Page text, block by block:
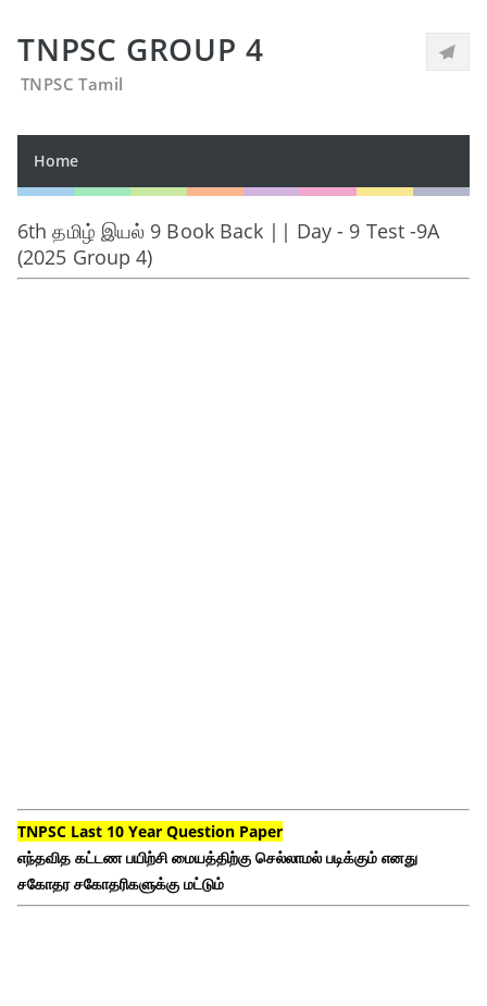
TNPSC GROUP 4
TNPSC Tamil
Home
6th தமிழ் இயல் 9 Book Back || Day - 9 Test -9A
(2025 Group 4)
TNPSC Last 10 Year Question Paper
எந்தவித கட்டண பயிற்சி மையத்திற்கு செல்லாமல் படிக்கும் எனது
சகோதர சகோதரிகளுக்கு மட்டும்